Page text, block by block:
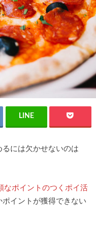
には欠かせないのは
なポイントのつくポイ活
ポイントが獲得できない